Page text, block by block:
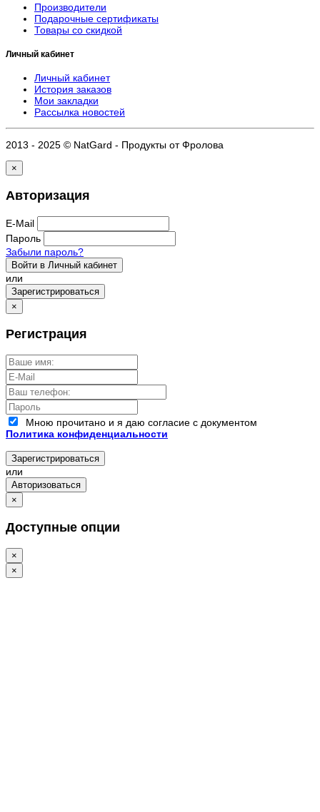
Производители
Подарочные сертификаты
Товары со скидкой
Личный кабинет
Личный кабинет
История заказов
Мои закладки
Рассылка новостей
2013 - 2025 © NatGard - Продукты от Фролова
×
Авторизация
E-Mail
Пароль
Забыли пароль?
Войти в Личный кабинет
или
Зарегистрироваться
×
Регистрация
Мною прочитано и я даю согласие с документом
Политика конфиденциальности
Зарегистрироваться
или
Авторизоваться
×
Доступные опции
×
×